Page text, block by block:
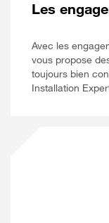
Les
Avec les
vous propose
toujours bien
Installation